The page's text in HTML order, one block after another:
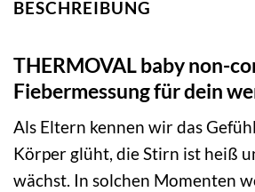
BESCHREIBUNG
THERMOVAL baby non-
Fiebermessung für dein
Als Eltern kennen wir das
Körper glüht, die Stirn ist heiß
wächst. In solchen Momenten